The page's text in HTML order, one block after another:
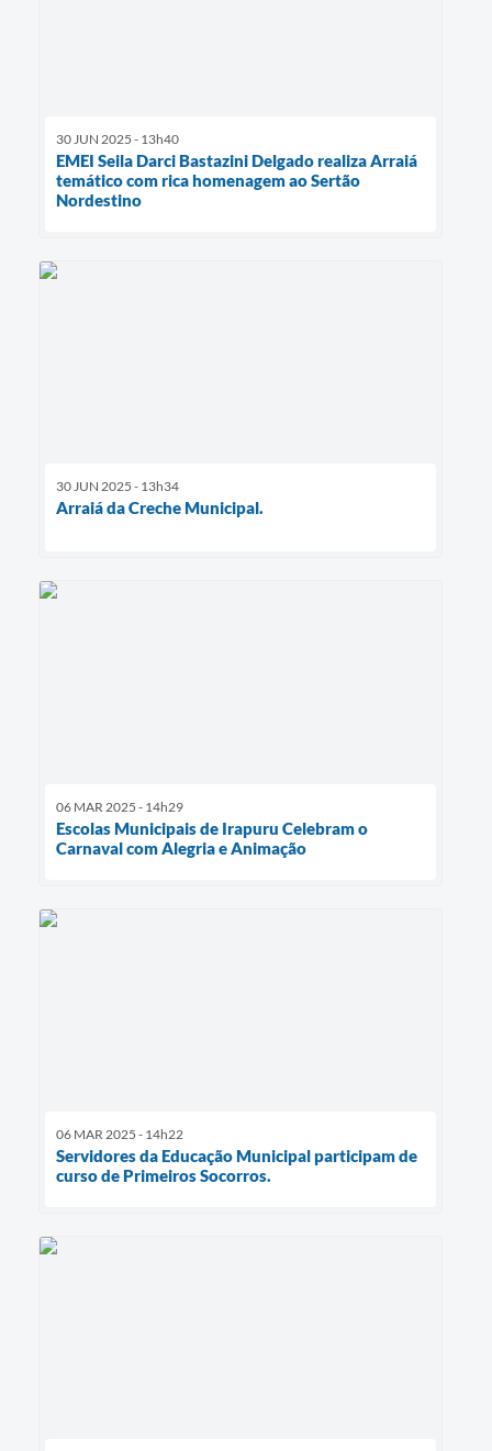
30 JUN 2025 - 13h40
EMEI Seila Darci Bastazini Delgado realiza Arraiá
temático com rica homenagem ao Sertão
Nordestino
30 JUN 2025 - 13h34
Arraiá da Creche Municipal.
06 MAR 2025 - 14h29
Escolas Municipais de Irapuru Celebram o
Carnaval com Alegria e Animação
06 MAR 2025 - 14h22
Servidores da Educação Municipal participam de
curso de Primeiros Socorros.